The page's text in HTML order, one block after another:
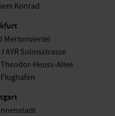
Konrad
Mertonviertel
AYR Solmsstrasse
Heuss-Allee